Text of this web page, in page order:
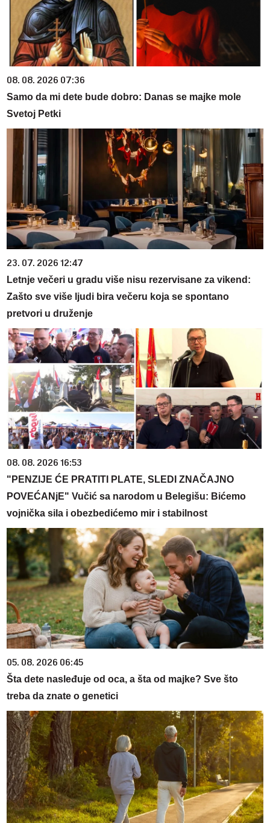
08. 08. 2026 07:36
Samo da mi dete bude dobro: Danas se majke mole
Svetoj Petki
23. 07. 2026 12:47
Letnje večeri u gradu više nisu rezervisane za vikend:
Zašto sve više ljudi bira večeru koja se spontano
pretvori u druženje
08. 08. 2026 16:53
"PENZIJE ĆE PRATITI PLATE, SLEDI ZNAČAJNO
POVEĆANjE" Vučić sa narodom u Belegišu: Bićemo
vojnička sila i obezbedićemo mir i stabilnost
05. 08. 2026 06:45
Šta dete nasleđuje od oca, a šta od majke? Sve što
treba da znate o genetici